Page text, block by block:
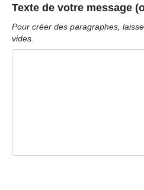
Texte de votre message
Pour créer des paragraphes,
vides.